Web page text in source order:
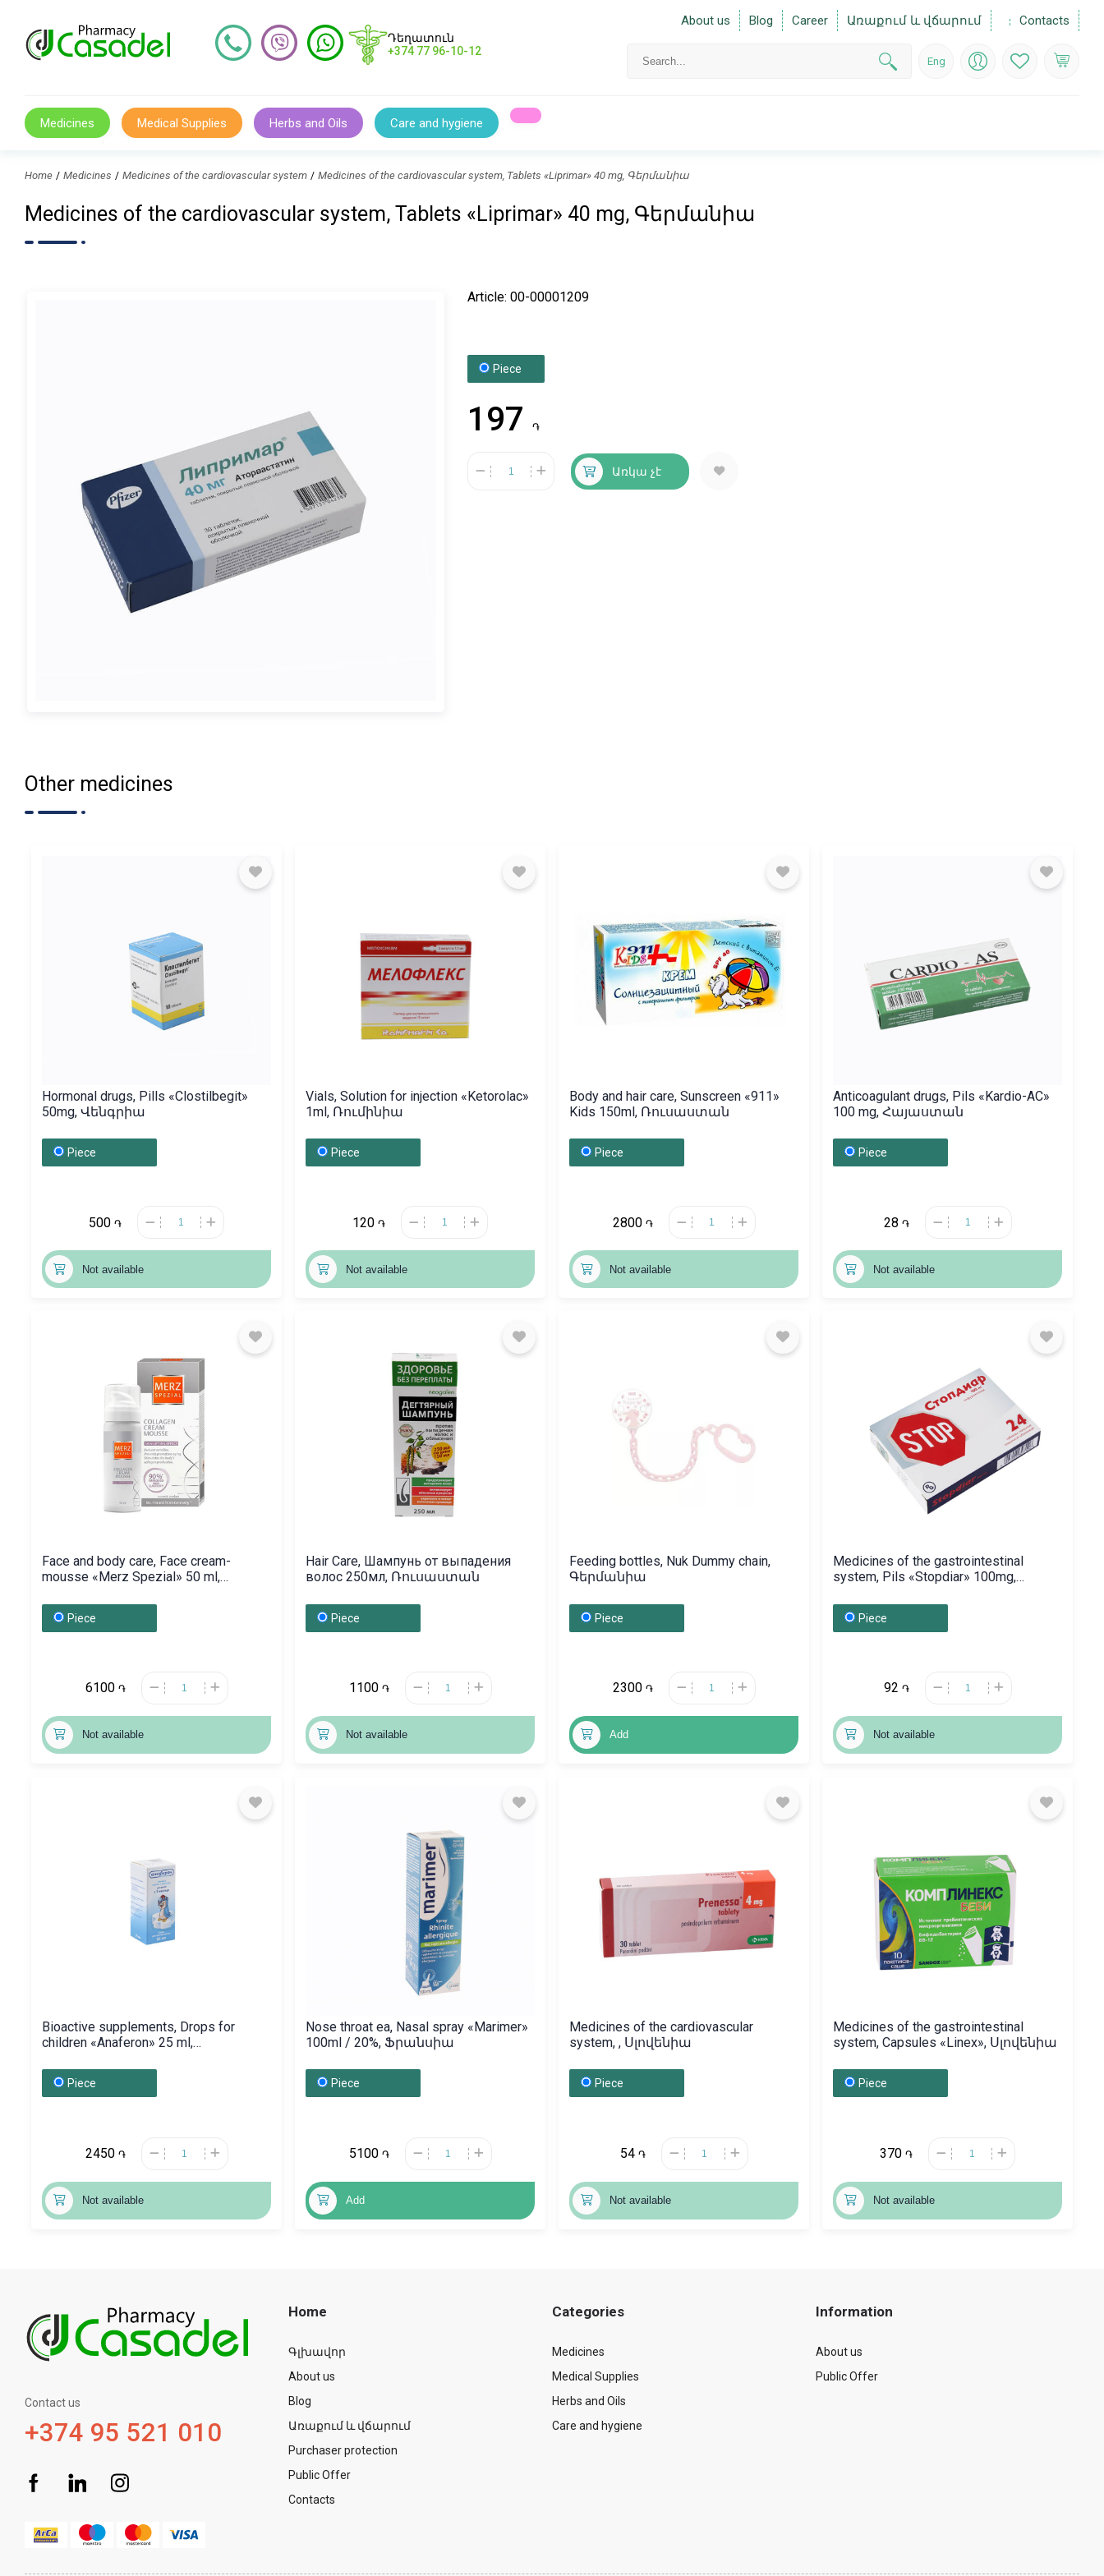
Դեղատուն
+374 77 96-10-12
About us Blog Career Առաքում և վճարում Contacts
Eng
Medicines Medical Supplies Herbs and Oils Care and hygiene
Home Medicines Medicines of the cardiovascular system Medicines of the cardiovascular system, Tablets «Liprimar» 40 mg, Գերմանիա
Medicines of the cardiovascular system, Tablets «Liprimar» 40 mg, Գերմանիա
Article: 00-00001209
Piece
197֏
Առկա չէ
Other medicines
Hormonal drugs, Pills «Clostilbegit»
50mg, Վենգրիա
Piece
500 ֏
Not available
Vials, Solution for injection «Ketorolac»
1ml, Ռումինիա
Piece
120 ֏
Not available
Body and hair care, Sunscreen «911»
Kids 150ml, Ռուսաստան
Piece
2800 ֏
Not available
Anticoagulant drugs, Pils «Kardio-АС»
100 mg, Հայաստան
Piece
28 ֏
Not available
Face and body care, Face cream-
mousse «Merz Spezial» 50 ml,
Piece
6100 ֏
Not available
Hair Care, Шампунь от выпадения
волос 250мл, Ռուսաստան
Piece
1100 ֏
Not available
Feeding bottles, Nuk Dummy chain,
Գերմանիա
Piece
2300 ֏
Add
Medicines of the gastrointestinal
system, Pils «Stopdiar» 100mg,
Piece
92 ֏
Not available
Bioactive supplements, Drops for
children «Anaferon» 25 ml,
Piece
2450 ֏
Not available
Nose throat ea, Nasal spray «Marimer»
100ml / 20%, Ֆրանսիա
Piece
5100 ֏
Add
Medicines of the cardiovascular
system, , Սլովենիա
Piece
54 ֏
Not available
Medicines of the gastrointestinal
system, Capsules «Linex», Սլովենիա
Piece
370 ֏
Not available
Contact us
+374 95 521 010
Home
Գլխավոր
About us
Blog
Առաքում և վճարում
Purchaser protection
Public Offer
Contacts
Categories
Medicines
Medical Supplies
Herbs and Oils
Care and hygiene
Information
About us
Public Offer